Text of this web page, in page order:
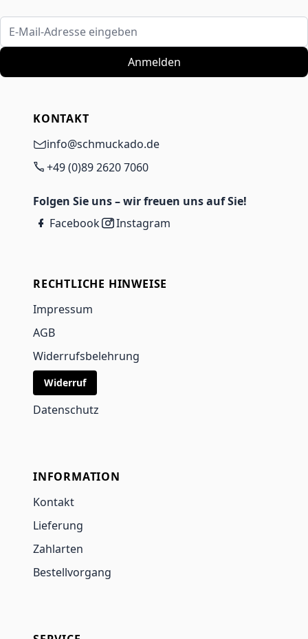
E-Mail-Adresse eingeben
Anmelden
KONTAKT
info@schmuckado.de
+49 (0)89 2620 7060
Folgen Sie uns – wir freuen uns auf Sie!
Facebook
Instagram
RECHTLICHE HINWEISE
Impressum
AGB
Widerrufsbelehrung
Widerruf
Datenschutz
INFORMATION
Kontakt
Lieferung
Zahlarten
Bestellvorgang